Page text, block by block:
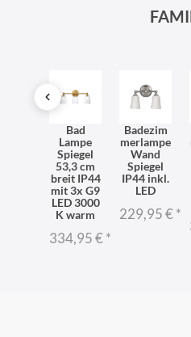
Bad
Lampe
Spiegel
53,3 cm
breit IP44
mit 3x G9
LED 3000
K warm
334,95 €*
Badezim
merlampe
Wand
Spiegel
IP44 inkl.
LED
229,95 €*